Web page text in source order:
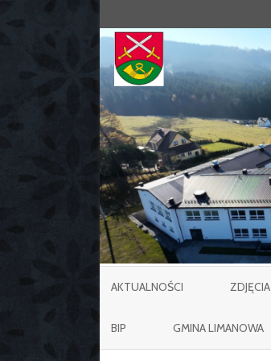
AKTUALNOŚCI ZDJĘCIA
BIP GMINA LIMANOWA